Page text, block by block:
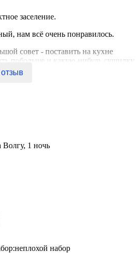
заселение.
нам всё очень понравилось.
совет - поставить на кухне
побольше и какую-нибудь сушилку
Волгу, 1 ночь
неплохой набор